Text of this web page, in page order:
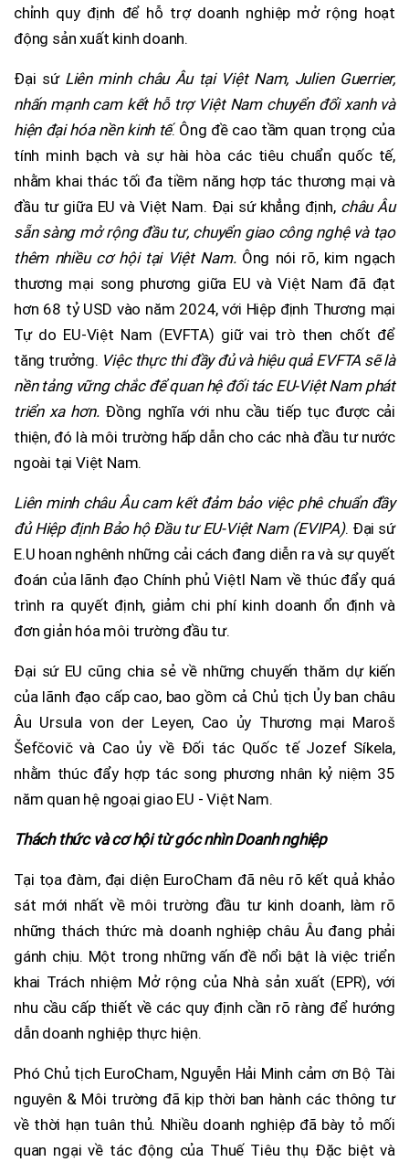
chỉnh quy định để hỗ trợ doanh nghiệp mở rộng hoạt
động sản xuất kinh doanh.
Đại sứ Liên minh châu Âu tại Việt Nam, Julien Guerrier,
nhấn mạnh cam kết hỗ trợ Việt Nam chuyển đổi xanh và
hiện đại hóa nền kinh tế. Ông đề cao tầm quan trọng của
tính minh bạch và sự hài hòa các tiêu chuẩn quốc tế,
nhằm khai thác tối đa tiềm năng hợp tác thương mại và
đầu tư giữa EU và Việt Nam. Đại sứ khẳng định, châu Âu
sẵn sàng mở rộng đầu tư, chuyển giao công nghệ và tạo
thêm nhiều cơ hội tại Việt Nam.Ông nói rõ, kim ngạch
thương mại song phương giữa EU và Việt Nam đã đạt
hơn 68 tỷ USD vào năm 2024, với Hiệp định Thương mại
Tự do EU-Việt Nam (EVFTA) giữ vai trò then chốt để
tăng trưởng. Việc thực thi đầy đủ và hiệu quả EVFTA sẽ là
nền tảng vững chắc để quan hệ đối tác EU-Việt Nam phát
triển xa hơn. Đồng nghĩa với nhu cầu tiếp tục được cải
thiện, đó là môi trường hấp dẫn cho các nhà đầu tư nước
ngoài tại Việt Nam.
Liên minh châu Âu cam kết đảm bảo việc phê chuẩn đầy
đủ Hiệp định Bảo hộ Đầu tư EU-Việt Nam (EVIPA). Đại sứ
E.U hoan nghênh những cải cách đang diễn ra và sự quyết
đoán của lãnh đạo Chính phủ ViệtI Nam về thúc đẩy quá
trình ra quyết định, giảm chi phí kinh doanh ổn định và
đơn giản hóa môi trường đầu tư.
Đại sứ EU cũng chia sẻ về những chuyến thăm dự kiến
của lãnh đạo cấp cao, bao gồm cả Chủ tịch Ủy ban châu
Âu Ursula von der Leyen, Cao ủy Thương mại Maroš
Šefčovič và Cao ủy về Đối tác Quốc tế Jozef Síkela,
nhằm thúc đẩy hợp tác song phương nhân kỷ niệm 35
năm quan hệ ngoại giao EU - Việt Nam.
Thách thức và cơ hội từ góc nhìn Doanh nghiệp
Tại tọa đàm, đại diện EuroCham đã nêu rõ kết quả khảo
sát mới nhất về môi trường đầu tư kinh doanh, làm rõ
những thách thức mà doanh nghiệp châu Âu đang phải
gánh chịu. Một trong những vấn đề nổi bật là việc triển
khai Trách nhiệm Mở rộng của Nhà sản xuất (EPR), với
nhu cầu cấp thiết về các quy định cần rõ ràng để hướng
dẫn doanh nghiệp thực hiện.
Phó Chủ tịch EuroCham, Nguyễn Hải Minh cảm ơn Bộ Tài
nguyên & Môi trường đã kịp thời ban hành các thông tư
về thời hạn tuân thủ. Nhiều doanh nghiệp đã bày tỏ mối
quan ngại về tác động của Thuế Tiêu thụ Đặc biệt và